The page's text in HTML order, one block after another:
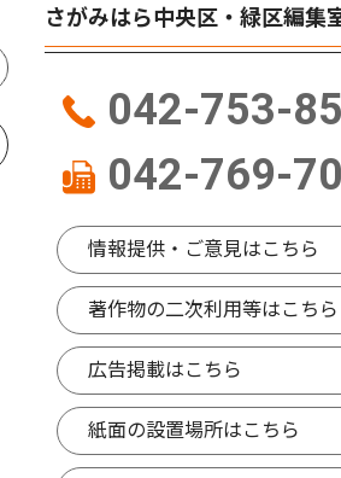
さがみはら中央区・緑区編集
042-753-
042-769-
情報提供・ご意見はこちら
著作物の二次利用等はこちら
広告掲載はこちら
紙面の設置場所はこちら